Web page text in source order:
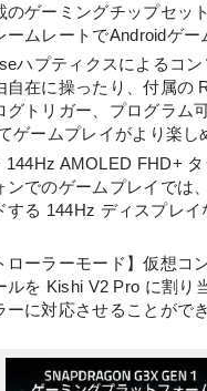
のゲーミングチップセッ
ームレートでAndroidゲ
ハプティクスによるコ
自在に操ったり、付属の
グトリガー、プログラム
ゲームプレイがより楽し
144Hz AMOLED FHD+
ンでのゲームプレイでは
する 144Hz ディスプレ
ローラーモード】仮想
ルを Kishi V2 Pro に割り
ーに対応させることができ